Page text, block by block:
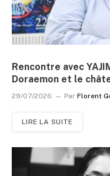
Rencontre avec
Doraemon et le
29/07/2026 Par Florent
LIRE LA SUITE